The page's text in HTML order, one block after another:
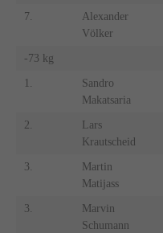
7.
Alexander
Völker
-73 kg
1.
Sandro
Makatsaria
2.
Lars
Krautscheid
3.
Martin
Matijass
3.
Marvin
Schumann